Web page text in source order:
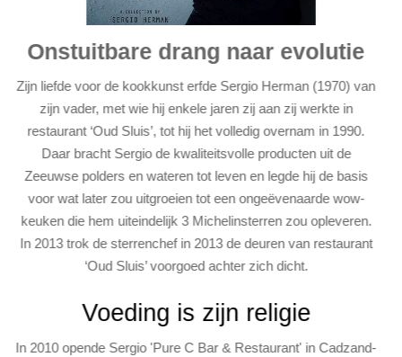
Onstuitbare drang naar evolutie
Zijn liefde voor de kookkunst erfde Sergio Herman (1970) van
zijn vader, met wie hij enkele jaren zij aan zij werkte in
restaurant ‘Oud Sluis’, tot hij het volledig overnam in 1990.
Daar bracht Sergio de kwaliteitsvolle producten uit de
Zeeuwse polders en wateren tot leven en legde hij de basis
voor wat later zou uitgroeien tot een ongeëvenaarde wow-
keuken die hem uiteindelijk 3 Michelinsterren zou opleveren.
In 2013 trok de sterrenchef in 2013 de deuren van restaurant
‘Oud Sluis’ voorgoed achter zich dicht.
Voeding is zijn religie
In 2010 opende Sergio 'Pure C Bar & Restaurant' in Cadzand-